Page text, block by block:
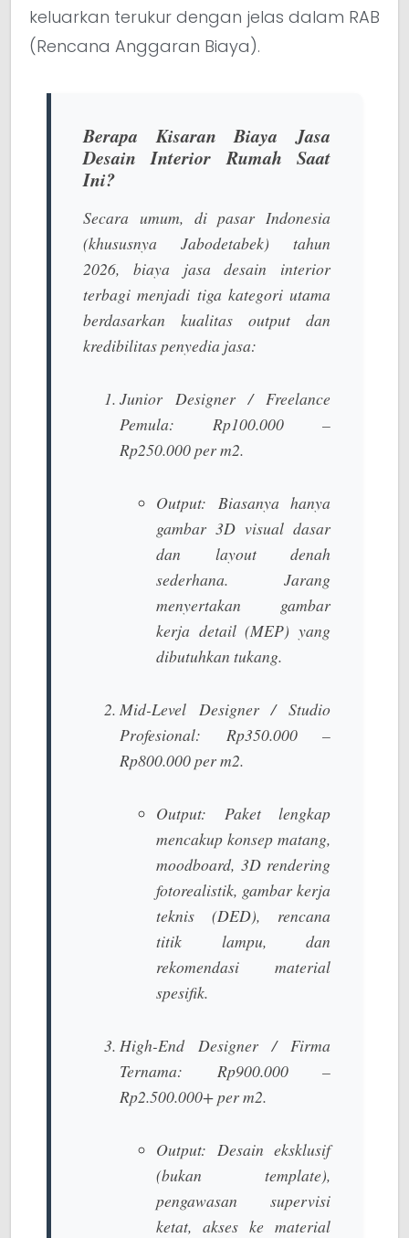
keluarkan terukur dengan jelas dalam RAB
(Rencana Anggaran Biaya).
Berapa Kisaran Biaya Jasa
Desain Interior Rumah Saat
Ini?
Secara umum, di pasar Indonesia
(khususnya Jabodetabek) tahun
2026, biaya jasa desain interior
terbagi menjadi tiga kategori utama
berdasarkan kualitas output dan
kredibilitas penyedia jasa:
Junior Designer / Freelance
Pemula: Rp100.000 –
Rp250.000 per m2.
Output: Biasanya hanya
gambar 3D visual dasar
dan layout denah
sederhana. Jarang
menyertakan gambar
kerja detail (MEP) yang
dibutuhkan tukang.
Mid-Level Designer / Studio
Profesional: Rp350.000 –
Rp800.000 per m2.
Output: Paket lengkap
mencakup konsep matang,
moodboard, 3D rendering
fotorealistik, gambar kerja
teknis (DED), rencana
titik lampu, dan
rekomendasi material
spesifik.
High-End Designer / Firma
Ternama: Rp900.000 –
Rp2.500.000+ per m2.
Output: Desain eksklusif
(bukan template),
pengawasan supervisi
ketat, akses ke material